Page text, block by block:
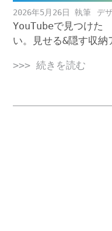
2026年5月26日 デ
YouTubeで見つけた
い。見せる&隠す収
>>> 続きを読む